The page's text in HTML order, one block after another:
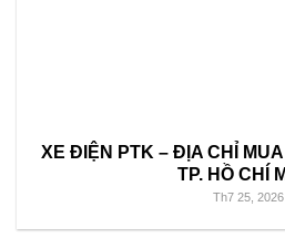
XE ĐIỆN PTK – ĐỊA CHỈ
TP. HỒ CHÍ
Th7 25, 2026